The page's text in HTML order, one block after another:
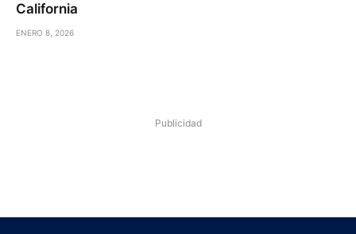
California
ENERO 8, 2026
Publicidad